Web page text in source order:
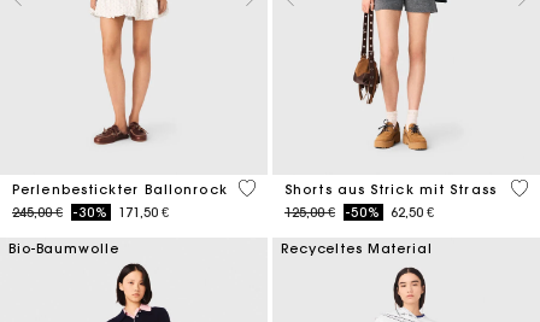
Perlenbestickter Ballonrock
Price reduced from
245,00 €to-30% 171,50 €
5 out of 5 Customer Rating
Shorts aus Strick mit Strass
Price reduced from
125,00 €to-50% 62,50 €
5
Bio-Baumwolle Recyceltes Material